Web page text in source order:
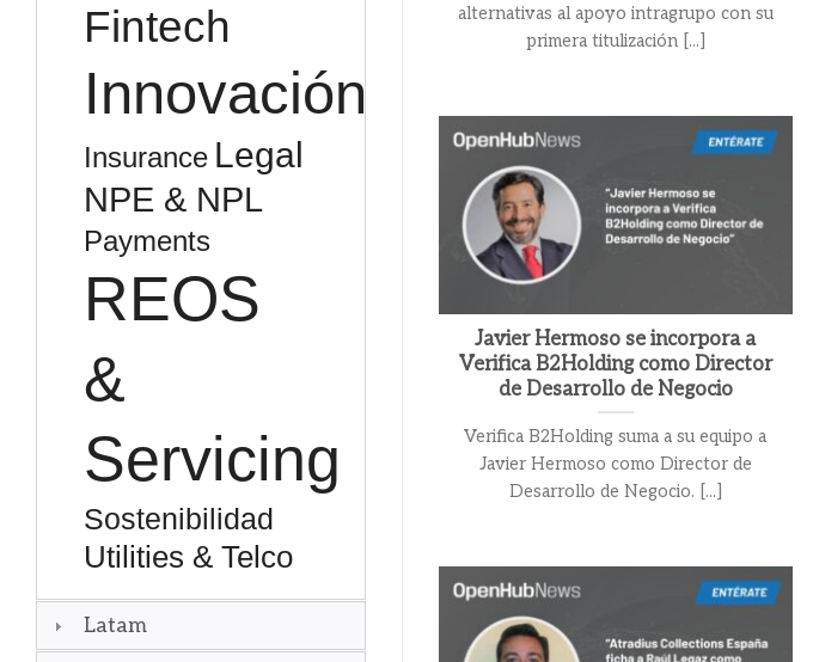
Fintech
Innovación
Insurance Legal
NPE & NPL
Payments
REOS
&
Servicing
Sostenibilidad
Utilities & Telco
Latam
alternativas al apoyo intragrupo con su
primera titulización [...]
Javier Hermoso se incorpora a
Verifica B2Holding como Director
de Desarrollo de Negocio
Verifica B2Holding suma a su equipo a
Javier Hermoso como Director de
Desarrollo de Negocio. [...]